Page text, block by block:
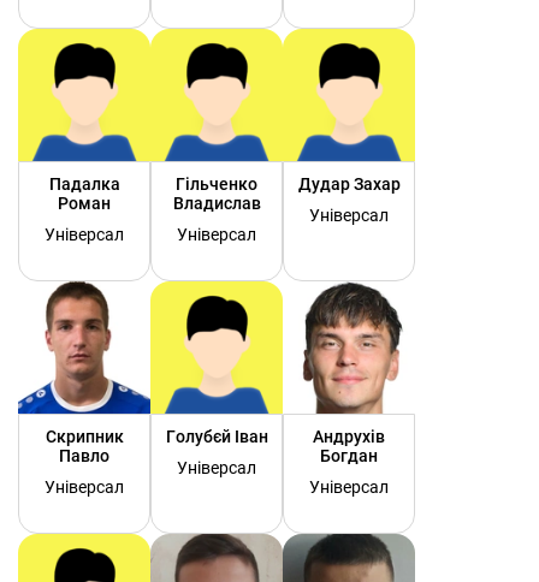
Падалка
Роман
Універсал
Гільченко
Владислав
Універсал
Дудар Захар
Універсал
Скрипник
Павло
Універсал
Голубєй Іван
Універсал
Андрухів
Богдан
Універсал